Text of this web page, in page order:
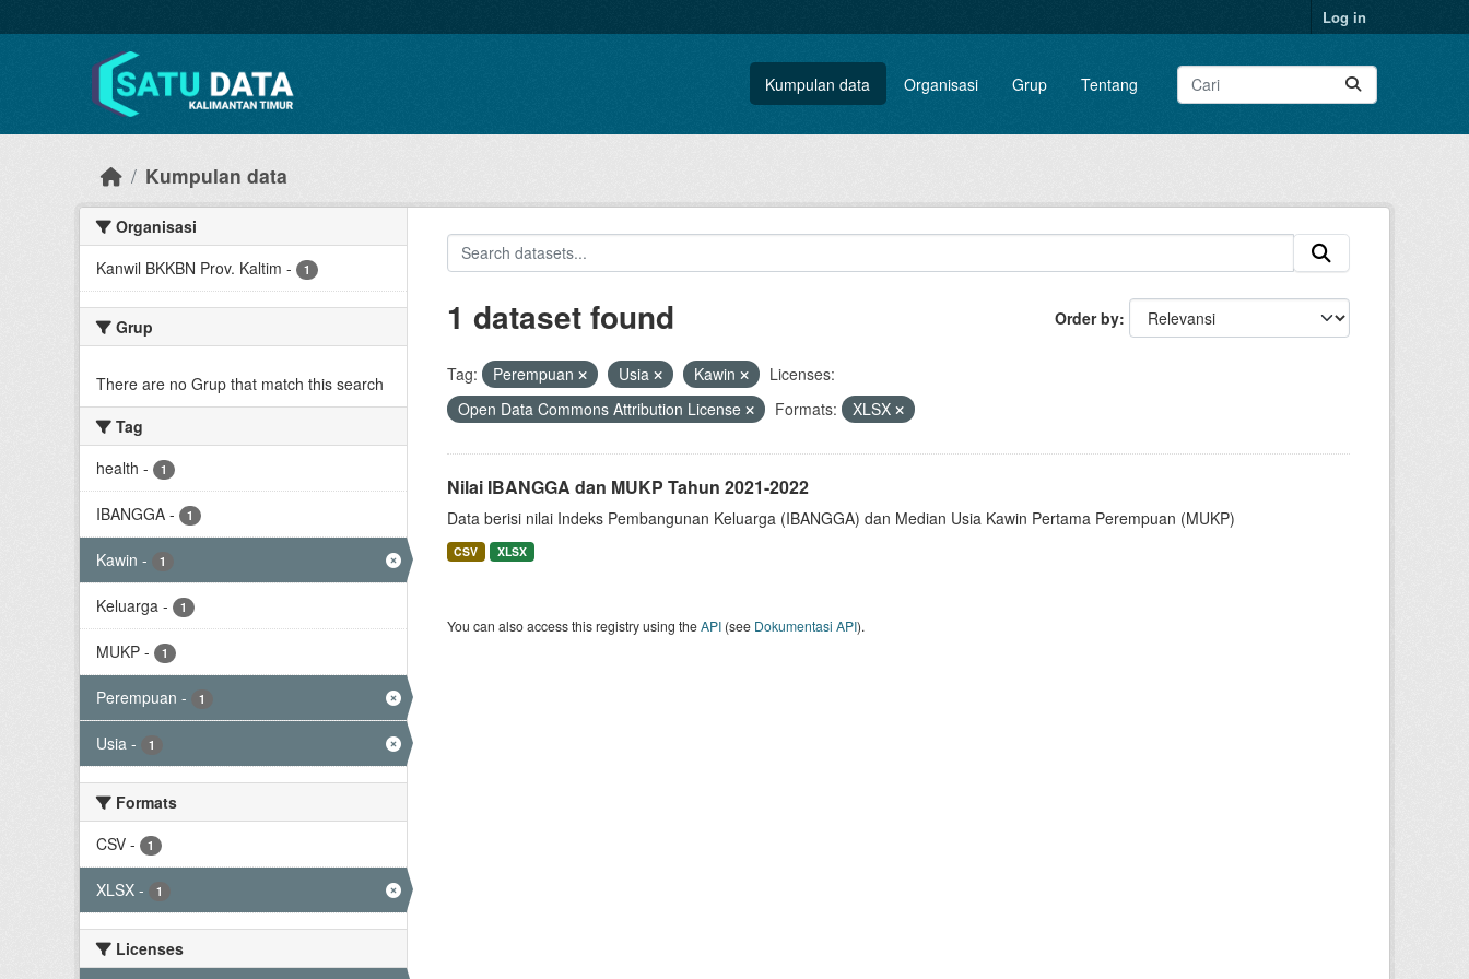
Log in
Kumpulan data Organisasi Grup Tentang
Kumpulan data
Organisasi
Kanwil BKKBN Prov. Kaltim - 1
Grup
There are no Grup that match this search
Tag
health - 1
IBANGGA - 1
Kawin - 1
Keluarga - 1
MUKP - 1
Perempuan - 1
Usia - 1
Formats
CSV - 1
XLSX - 1
Licenses
Order by
1 dataset found
Tag: Perempuan Usia Kawin
Licenses:
Open Data Commons Attribution License
Formats: XLSX
Nilai IBANGGA dan MUKP Tahun 2021-2022
Data berisi nilai Indeks Pembangunan Keluarga (IBANGGA) dan Median Usia Kawin Pertama Perempuan (MUKP)
CSV XLSX
You can also access this registry using theAPI(see Dokumentasi API).